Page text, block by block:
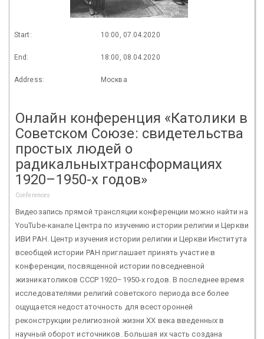
Start: 10:00, 07.04.2020
End: 18:00, 08.04.2020
Address: Москва
Онлайн конференция «Католики в
Советском Союзе: свидетельства
простых людей о
радикальныхтрансформациях
1920–1950-х годов»
Conferences
Видеозапись прямой трансляции конференции можно найти на
YouTube-канале Центра по изучению истории религии и Церкви
ИВИ РАН. Центр изучения истории религии и Церкви Института
всеобщей истории РАН приглашает принять участие в
конференции, посвященной истории повседневной
жизникатоликов СССР 1920–1950-х годов. В последнее время
исследователями религий советского периода все более
ощущается недостаточность для всесторонней
реконструкции религиозной жизни ХХ века введенных в
научный оборот источников. Большая их часть создана